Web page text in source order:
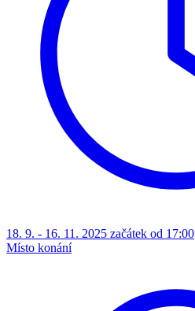
18. 9. - 16. 11. 2025 začátek od 17:00
Místo konání